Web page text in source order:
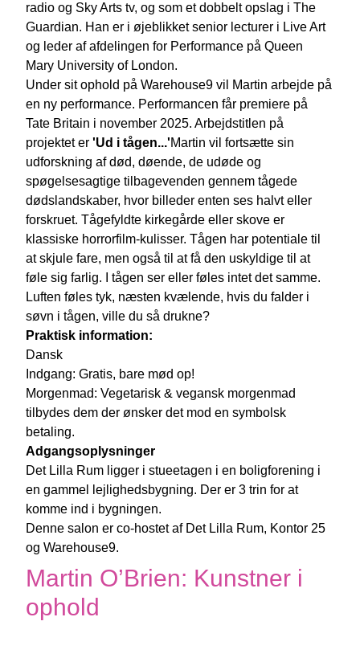
radio og Sky Arts tv, og som et dobbelt opslag i The
Guardian. Han er i øjeblikket senior lecturer i Live Art
og leder af afdelingen for Performance på Queen
Mary University of London.
Under sit ophold på Warehouse9 vil Martin arbejde på
en ny performance. Performancen får premiere på
Tate Britain i november 2025. Arbejdstitlen på
projektet er'Ud i tågen...'Martin vil fortsætte sin
udforskning af død, døende, de udøde og
spøgelsesagtige tilbagevenden gennem tågede
dødslandskaber, hvor billeder enten ses halvt eller
forskruet. Tågefyldte kirkegårde eller skove er
klassiske horrorfilm-kulisser. Tågen har potentiale til
at skjule fare, men også til at få den uskyldige til at
føle sig farlig. I tågen ser eller føles intet det samme.
Luften føles tyk, næsten kvælende, hvis du falder i
søvn i tågen, ville du så drukne?
Praktisk information:
Dansk
Indgang: Gratis, bare mød op!
Morgenmad: Vegetarisk & vegansk morgenmad
tilbydes dem der ønsker det mod en symbolsk
betaling.
Adgangsoplysninger
Det Lilla Rum ligger i stueetagen i en boligforening i
en gammel lejlighedsbygning. Der er 3 trin for at
komme ind i bygningen.
Denne salon er co-hostet af Det Lilla Rum, Kontor 25
og Warehouse9.
Martin O’Brien: Kunstner i
ophold